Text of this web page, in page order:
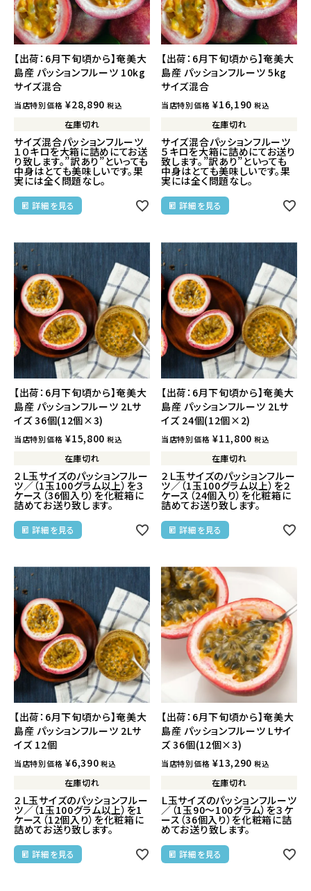
【出荷：6月下旬頃から】奄美大
島産 パッションフルーツ 10kg
サイズ混合
当店特別価格 ¥28,890 税込
在庫切れ
サイズ混合パッションフルーツ
１０キロを大箱に詰めにてお送
り致します。”訳あり”といっても
中身はとても美味しいです。果
実には全く問題なし。
詳細を見る
【出荷：6月下旬頃から】奄美大
島産 パッションフルーツ 5kg
サイズ混合
当店特別価格 ¥16,190 税込
在庫切れ
サイズ混合パッションフルーツ
５キロを大箱に詰めにてお送り
致します。”訳あり”といっても
中身はとても美味しいです。果
実には全く問題なし。
詳細を見る
【出荷：6月下旬頃から】奄美大
島産 パッションフルーツ 2Lサ
イズ 36個(12個×3)
当店特別価格 ¥15,800 税込
在庫切れ
２Ｌ玉サイズのパッションフルー
ツ／（1玉100グラム以上）を３
ケース（36個入り）を化粧箱に
詰めてお送り致します。
詳細を見る
【出荷：6月下旬頃から】奄美大
島産 パッションフルーツ 2Lサ
イズ 24個(12個×2)
当店特別価格 ¥11,800 税込
在庫切れ
２Ｌ玉サイズのパッションフルー
ツ／（1玉100グラム以上）を２
ケース（24個入り）を化粧箱に
詰めてお送り致します。
詳細を見る
【出荷：6月下旬頃から】奄美大
島産 パッションフルーツ 2Lサ
イズ 12個
当店特別価格 ¥6,390 税込
在庫切れ
２Ｌ玉サイズのパッションフルー
ツ／（1玉100グラム以上）を1
ケース（12個入り）を化粧箱に
詰めてお送り致します。
詳細を見る
【出荷：6月下旬頃から】奄美大
島産 パッションフルーツ Lサイ
ズ 36個(12個×3)
当店特別価格 ¥13,290 税込
在庫切れ
Ｌ玉サイズのパッションフルーツ
／（1玉90～100グラム）を３ケ
ース（36個入り）を化粧箱に詰
めてお送り致します。
詳細を見る